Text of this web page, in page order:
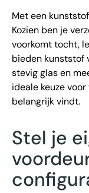
Met een
Kozien ben je
voorkomt tocht,
bieden kunststof
stevig glas en
ideale keuze
belangrijk vindt.
Stel je